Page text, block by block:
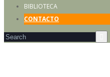
BIBLIOTECA
CONTACTO